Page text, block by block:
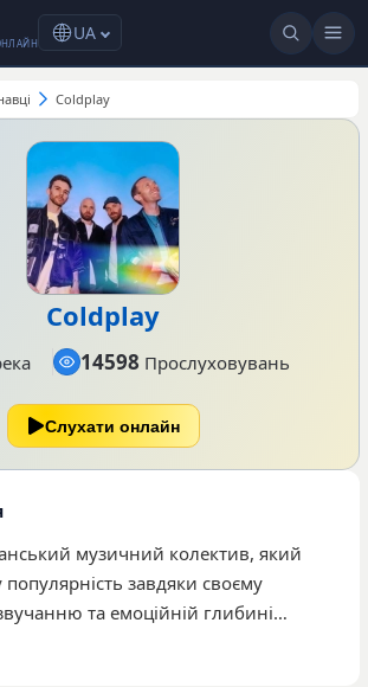
UA
Coldplay
Coldplay
14598 Прослуховувань
Слухати онлайн
музичний колектив, який
завдяки своєму
та емоційній глибині
нашого порталу